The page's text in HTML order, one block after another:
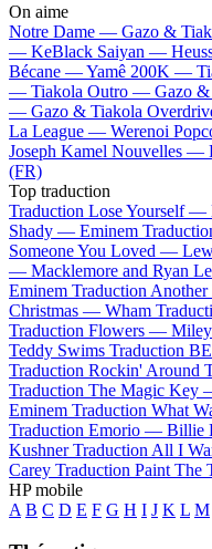
On aime
Notre Dame — Gazo &
— KeBlack Saiyan —
Bécane —Yamê 200K —
— Tiakola Outro — Gazo
— Gazo & Tiakola
La League — Werenoi
Joseph Kamel Nouvelles —
(FR)
Top traduction
Traduction Lose Yourself —
Shady — Eminem
Someone You Loved —
— Macklemore and Ryan
Eminem Traduction
Christmas — Wham
Traduction Flowers —
Teddy Swims Traduction
Traduction Rockin' Around
Traduction The Magic Key
Eminem Traduction What
Traduction Emorio — Billie
Kushner Traduction All I
Carey Traduction Paint
HP mobile
A B C D E F G H I J K L M